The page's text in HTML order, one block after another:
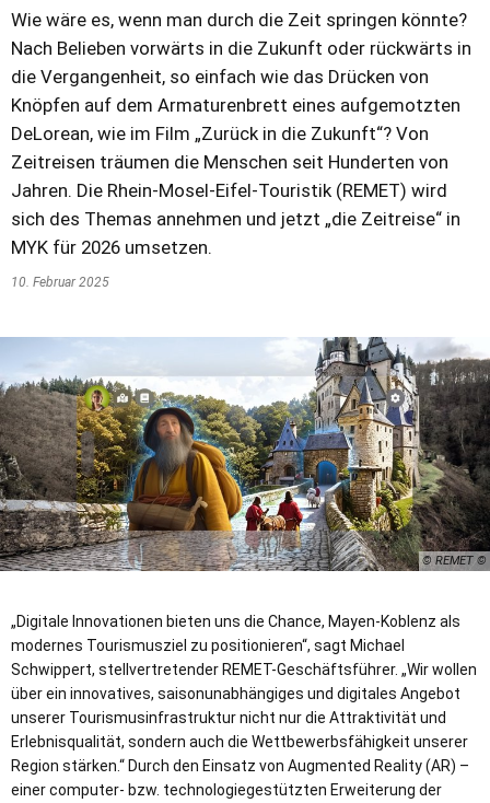
Wie wäre es, wenn man durch die Zeit springen könnte?
Nach Belieben vorwärts in die Zukunft oder rückwärts in
die Vergangenheit, so einfach wie das Drücken von
Knöpfen auf dem Armaturenbrett eines aufgemotzten
DeLorean, wie im Film „Zurück in die Zukunft“? Von
Zeitreisen träumen die Menschen seit Hunderten von
Jahren. Die Rhein-Mosel-Eifel-Touristik (REMET) wird
sich des Themas annehmen und jetzt „die Zeitreise“ in
MYK für 2026 umsetzen.
10. Februar 2025
© REMET
„Digitale Innovationen bieten uns die Chance, Mayen-Koblenz als
modernes Tourismusziel zu positionieren“, sagt Michael
Schwippert, stellvertretender REMET-Geschäftsführer. „Wir wollen
über ein innovatives, saisonunabhängiges und digitales Angebot
unserer Tourismusinfrastruktur nicht nur die Attraktivität und
Erlebnisqualität, sondern auch die Wettbewerbsfähigkeit unserer
Region stärken.“ Durch den Einsatz von Augmented Reality (AR) –
einer computer- bzw. technologiegestützten Erweiterung der